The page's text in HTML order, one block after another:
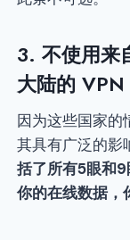
3. 不使用
大陆的 VPN
因为这些国家的
其具有广泛的影
括了所有5眼和
你的在线数据，